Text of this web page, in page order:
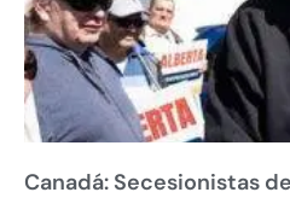
Canadá: Secesionistas